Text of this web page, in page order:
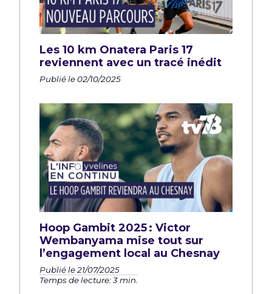
Les 10 km Onatera Paris 17
reviennent avec un tracé inédit
Publié le 02/10/2025
Hoop Gambit 2025 : Victor
Wembanyama mise tout sur
l’engagement local au Chesnay
Publié le 21/07/2025
Temps de lecture: 3 min.